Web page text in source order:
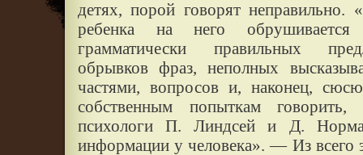
детях, порой говорят
ребенка на него
грамматически правильных
обрывков фраз, неполных
частями, вопросов и, наконец,
собственным попыткам
психологи П. Линдсей и Д.
информации у человека». — Из всего